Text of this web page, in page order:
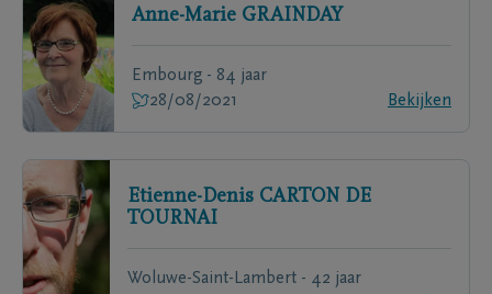
Anne-Marie GRAINDAY
Embourg - 84 jaar
28/08/2021
Bekijken
Etienne-Denis CARTON DE
TOURNAI
Woluwe-Saint-Lambert - 42 jaar